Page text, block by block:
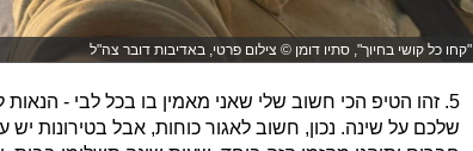
"קחו כל קושי בחיוך", סתיו דומן © צילום פרטי, באדיבות דובר צה"ל
5. זהו הטיפ הכי חשוב שלי שאני מאמין בו בכל לבי -
שלכם על שינה. נכון, חשוב לאגור כוחות, אבל בטירונות